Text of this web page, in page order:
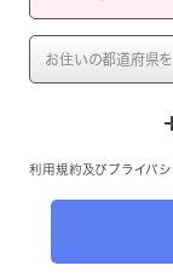
利用規約 及び プライバ